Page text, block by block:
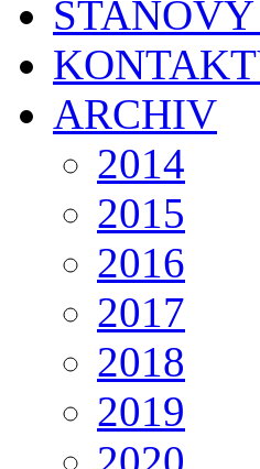
ARCHIV
2014
2015
2016
2017
2018
2019